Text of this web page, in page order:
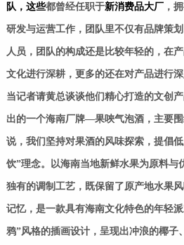
队，这些都曾经任职于新消费品大厂，
研发与运营工作，团队里不仅有品牌策
人员，团队的构成还是比较年轻的，在
文化进行深耕，更多的还在对产品进行深
当记者请黄总谈谈他们精心打造的文创
出的一个海南厂牌—果唊气泡酒，主要
说，我们坚持对果酒的风味探索，提倡
饮”理念。以海南当地新鲜水果为原料与
独有的调制工艺，既保留了原产地水果
记忆，是一款具有海南文化特色的年轻
鸦”风格的插画设计，呈现出冲浪的椰子